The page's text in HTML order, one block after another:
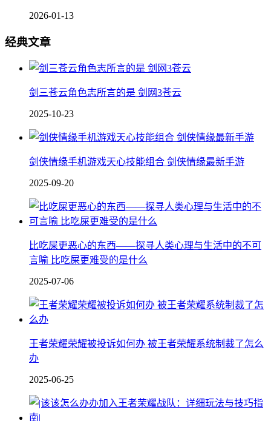
2026-01-13
经典文章
剑三苍云角色志所言的是 剑网3苍云
2025-10-23
剑侠情缘手机游戏天心技能组合 剑侠情缘最新手游
2025-09-20
比吃屎更恶心的东西——探寻人类心理与生活中的不可
言喻 比吃屎更难受的是什么
2025-07-06
王者荣耀荣耀被投诉如何办 被王者荣耀系统制裁了怎么
办
2025-06-25